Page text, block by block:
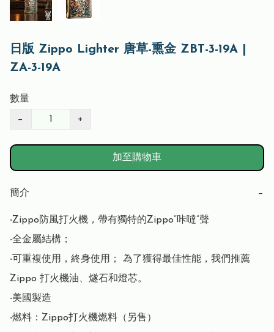
日版 Zippo Lighter 唐草-熏金 ZBT-3-19A |
ZA-3-19A
數量
− +
加至購物車
簡介 −
‧Zippo防風打火機，帶有獨特的Zippo“咔噠”聲
‧全金屬結構；
‧可重複使用，終身使用； 為了獲得最佳性能，我們推薦
Zippo 打火機油、燧石和燈芯。
‧美國製造
‧燃料：Zippo打火機燃料（另售）